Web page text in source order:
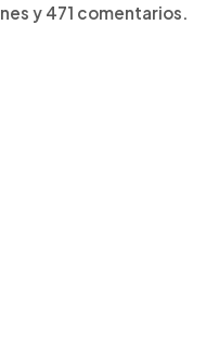
y 471 comentarios.